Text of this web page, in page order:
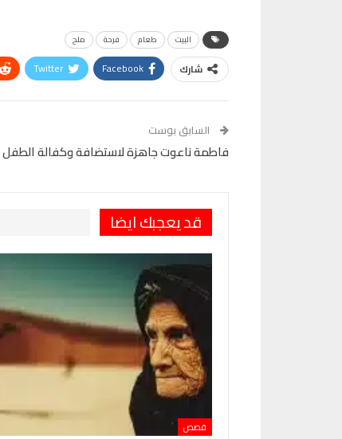
البيت طعام فرحة ملح
شارك Facebook
Twitter
السابق بوست
فاطمة ناعوت جاهزة لاستضافة وكفالة
قد يعجبك ايضا
قصص